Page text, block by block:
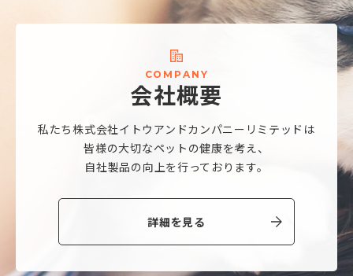
CO M P A N Y
会社概要
私たち株式会社イトウアンドカンパニーリミテッドは
皆様の大切なペットの健康を考え、
自社製品の向上を行っております。
詳細を見る